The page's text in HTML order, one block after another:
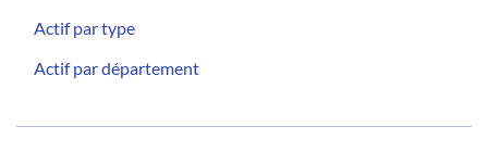
Actif par type
Actif par département